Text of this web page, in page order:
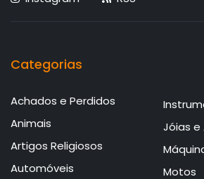
Categorias
Achados e Perdidos
Animais
Artigos Religiosos
Automóveis
Jóias e
Motos